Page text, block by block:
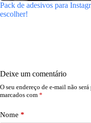
Pack de adesivos para
escolher!
Deixe um comentário
O seu endereço de e-mail não
marcados com *
Nome *